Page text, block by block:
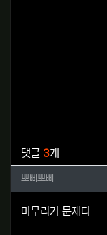
댓글 3개
뽀삐뽀삐님
뽀삐뽀삐
마무리가 문제다